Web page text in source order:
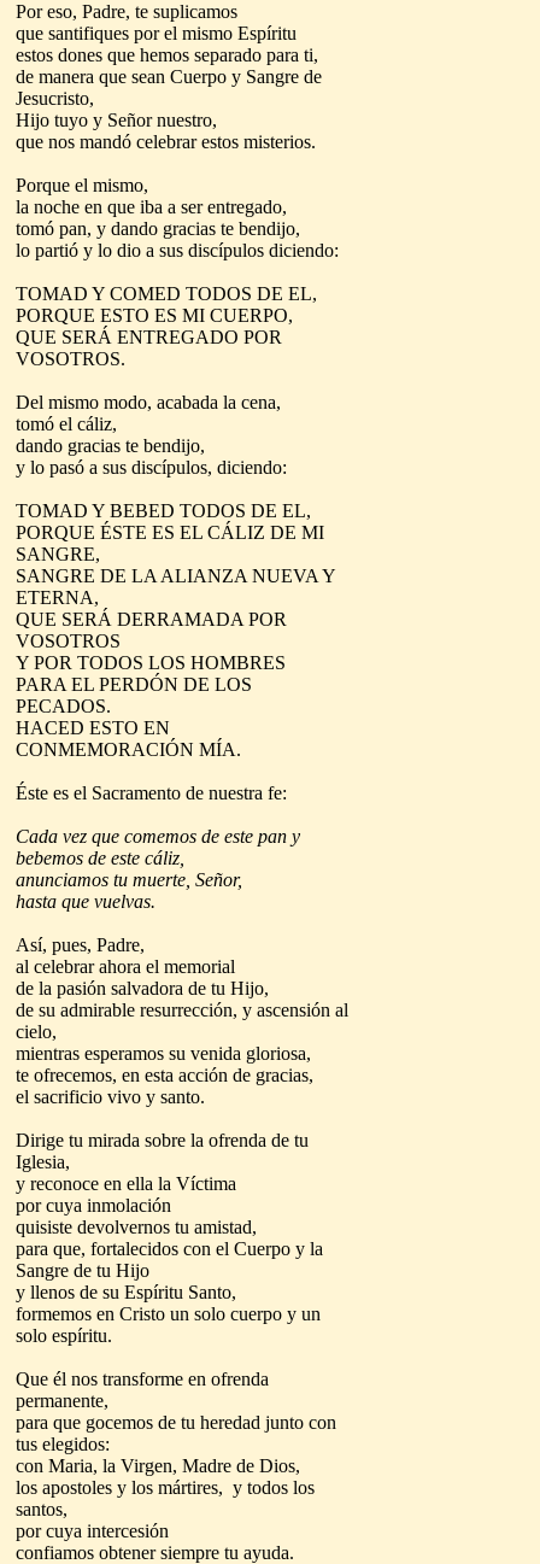
Por eso, Padre, te suplicamos
que santifiques por el mismo Espíritu
estos dones que hemos separado para ti,
de manera que sean Cuerpo y Sangre de
Jesucristo,
Hijo tuyo y Señor nuestro,
que nos mandó celebrar estos misterios.
Porque el mismo,
la noche en que iba a ser entregado,
tomó pan, y dando gracias te bendijo,
lo partió y lo dio a sus discípulos diciendo:
TOMAD Y COMED TODOS DE EL,
PORQUE ESTO ES MI CUERPO,
QUE SERÁ ENTREGADO POR
VOSOTROS.
Del mismo modo, acabada la cena,
tomó el cáliz,
dando gracias te bendijo,
y lo pasó a sus discípulos, diciendo:
TOMAD Y BEBED TODOS DE EL,
PORQUE ÉSTE ES EL CÁLIZ DE MI
SANGRE,
SANGRE DE LA ALIANZA NUEVA Y
ETERNA,
QUE SERÁ DERRAMADA POR
VOSOTROS
Y POR TODOS LOS HOMBRES
PARA EL PERDÓN DE LOS
PECADOS.
HACED ESTO EN
CONMEMORACIÓN MÍA.
Éste es el Sacramento de nuestra fe:
Cada vez que comemos de este pan y
bebemos de este cáliz,
anunciamos tu muerte, Señor,
hasta que vuelvas.
Así, pues, Padre,
al celebrar ahora el memorial
de la pasión salvadora de tu Hijo,
de su admirable resurrección, y ascensión al
cielo,
mientras esperamos su venida gloriosa,
te ofrecemos, en esta acción de gracias,
el sacrificio vivo y santo.
Dirige tu mirada sobre la ofrenda de tu
Iglesia,
y reconoce en ella la Víctima
por cuya inmolación
quisiste devolvernos tu amistad,
para que, fortalecidos con el Cuerpo y la
Sangre de tu Hijo
y llenos de su Espíritu Santo,
formemos en Cristo un solo cuerpo y un
solo espíritu.
Que él nos transforme en ofrenda
permanente,
para que gocemos de tu heredad junto con
tus elegidos:
con Maria, la Virgen, Madre de Dios,
los apostoles y los mártires, y todos los
santos,
por cuya intercesión
confiamos obtener siempre tu ayuda.